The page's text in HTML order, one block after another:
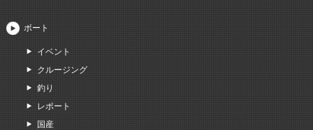
ボート
イベント
クルージング
釣り
レポート
国産